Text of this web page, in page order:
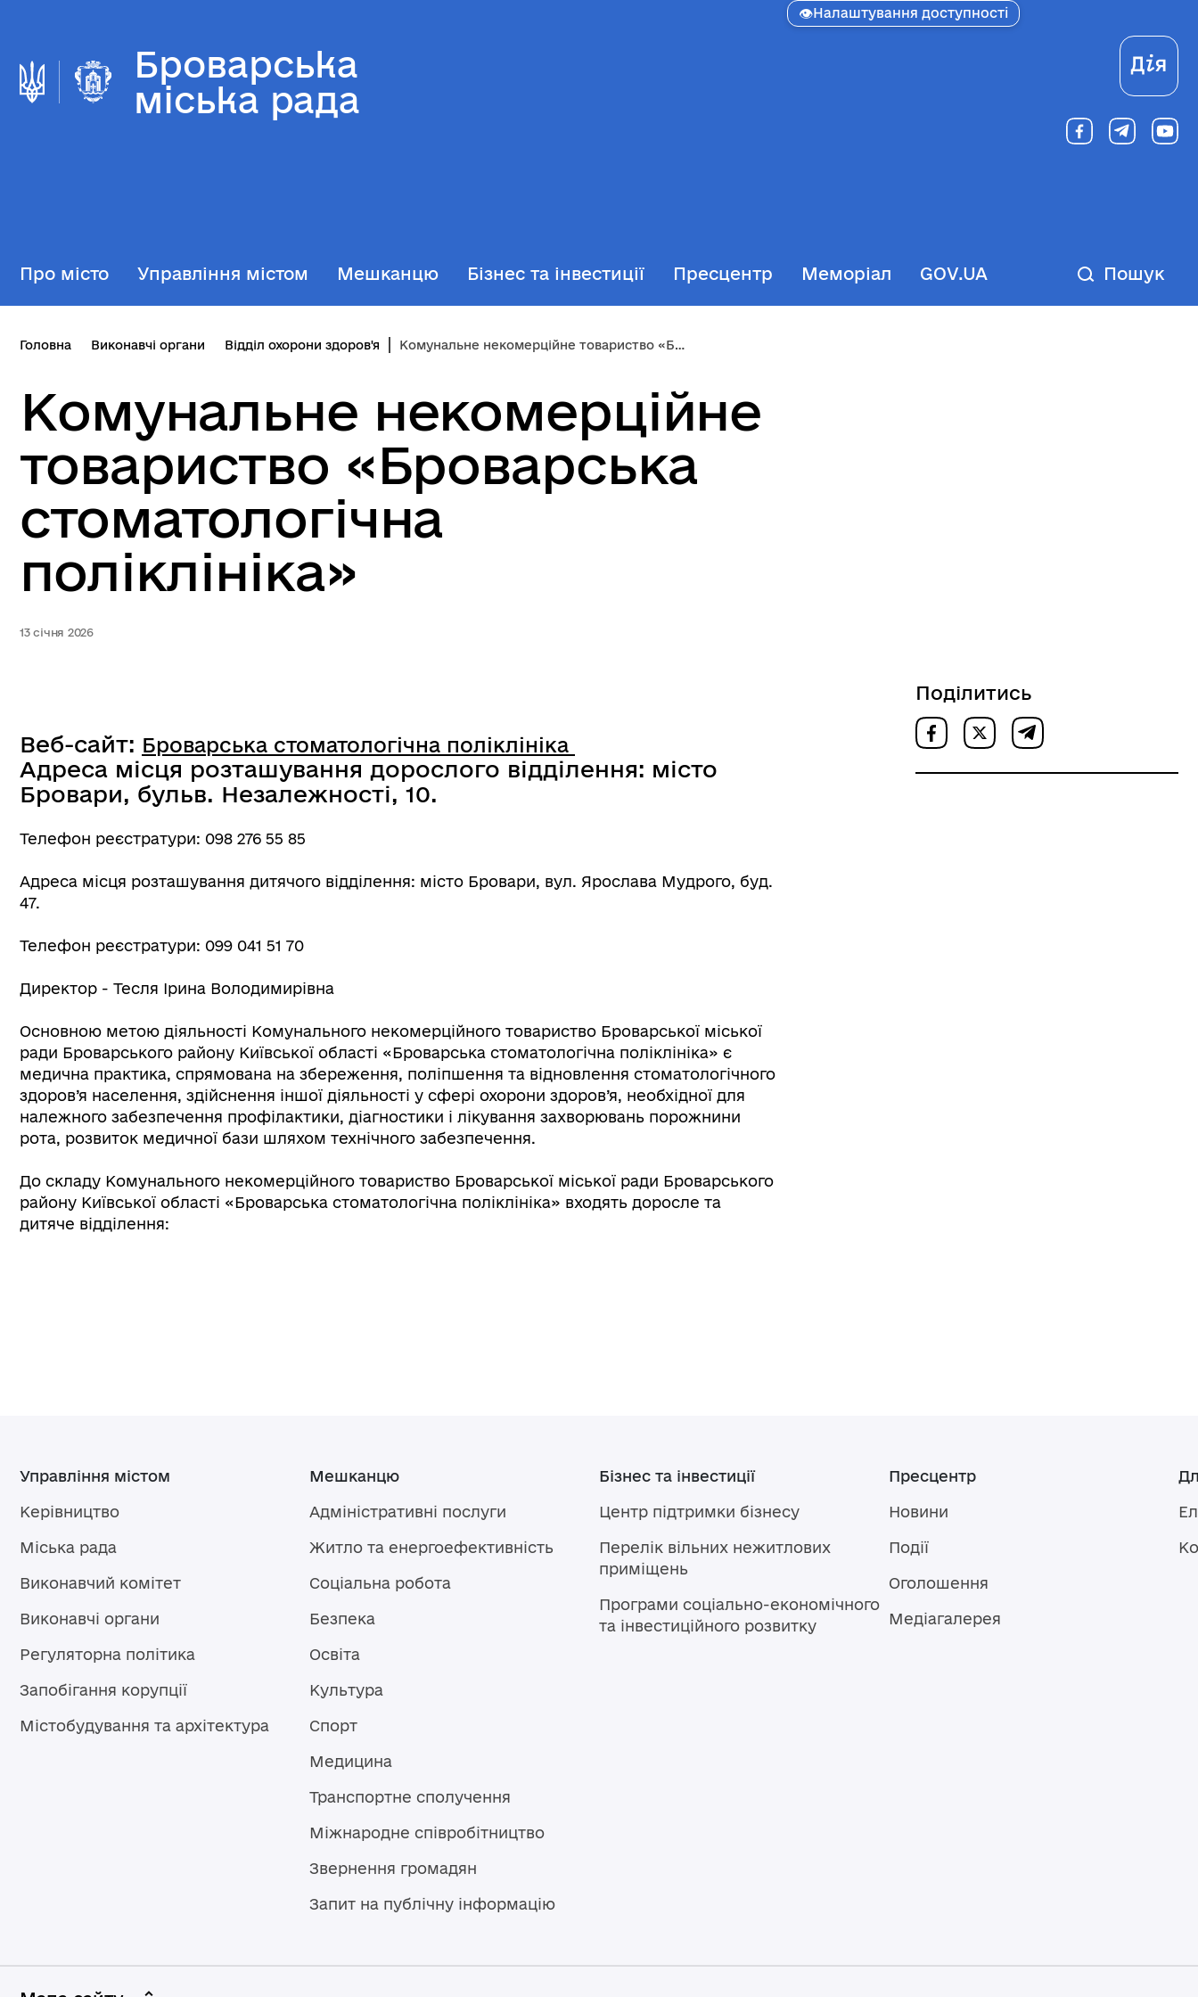
Броварська
міська рада
👁Налаштування доступності
Про місто Управління містом Мешканцю Бізнес та інвестиції Пресцентр Меморіал GOV.UA Пошук
Головна Виконавчі органи Відділ охорони здоров'я Комунальне некомерційне товариство «Броварська стоматологічна поліклініка»
Комунальне некомерційне
товариство «Броварська
стоматологічна
поліклініка»
13 січня 2026
Веб-сайт: Броварська стоматологічна поліклініка
Адреса місця розташування дорослого відділення: місто
Бровари, бульв. Незалежності, 10.
Телефон реєстратури: 098 276 55 85
Адреса місця розташування дитячого відділення: місто Бровари, вул. Ярослава Мудрого, буд.
47.
Телефон реєстратури: 099 041 51 70
Директор - Тесля Ірина Володимирівна
Основною метою діяльності Комунального некомерційного товариство Броварської міської
ради Броварського району Київської області «Броварська стоматологічна поліклініка» є
медична практика, спрямована на збереження, поліпшення та відновлення стоматологічного
здоров’я населення, здійснення іншої діяльності у сфері охорони здоров’я, необхідної для
належного забезпечення профілактики, діагностики і лікування захворювань порожнини
рота, розвиток медичної бази шляхом технічного забезпечення.
До складу Комунального некомерційного товариство Броварської міської ради Броварського
району Київської області «Броварська стоматологічна поліклініка» входять доросле та
дитяче відділення:
Поділитись
Управління містом
Керівництво
Міська рада
Виконавчий комітет
Виконавчі органи
Регуляторна політика
Запобігання корупції
Містобудування та архітектура
Мешканцю
Адміністративні послуги
Житло та енергоефективність
Соціальна робота
Безпека
Освіта
Культура
Спорт
Медицина
Транспортне сполучення
Міжнародне співробітництво
Звернення громадян
Запит на публічну інформацію
Бізнес та інвестиції
Центр підтримки бізнесу
Перелік вільних нежитлових
приміщень
Програми соціально-економічного
та інвестиційного розвитку
Пресцентр
Новини
Події
Оголошення
Медіагалерея